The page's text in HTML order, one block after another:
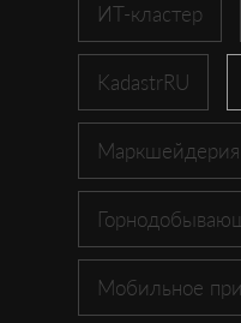
ИТ-кластер
KadastrRU
Маркшейдерия
Мобильное